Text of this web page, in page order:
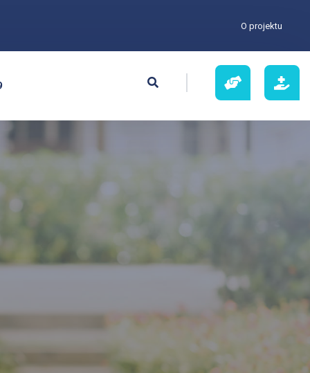
O projektu